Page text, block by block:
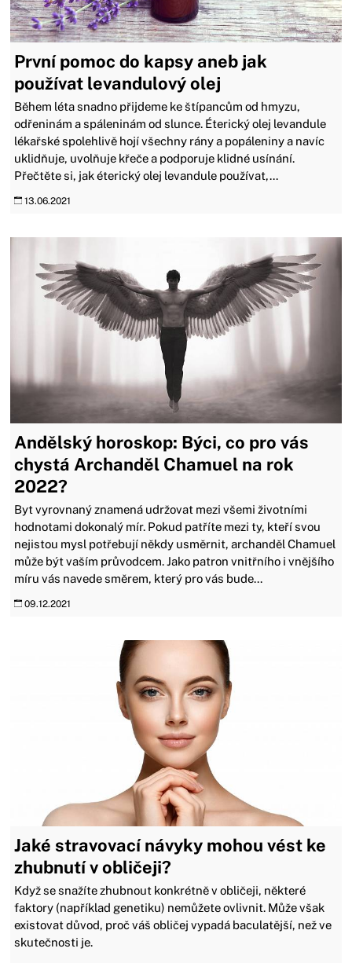
První pomoc do kapsy aneb jak
používat levandulový olej
Během léta snadno přijdeme ke štípancům od hmyzu,
odřeninám a spáleninám od slunce. Éterický olej levandule
lékařské spolehlivě hojí všechny rány a popáleniny a navíc
uklidňuje, uvolňuje křeče a podporuje klidné usínání.
Přečtěte si, jak éterický olej levandule používat,...
13.06.2021
Andělský horoskop: Býci, co pro vás
chystá Archanděl Chamuel na rok
2022?
Byt vyrovnaný znamená udržovat mezi všemi životními
hodnotami dokonalý mír. Pokud patříte mezi ty, kteří svou
nejistou mysl potřebují někdy usměrnit, archanděl Chamuel
může být vaším průvodcem. Jako patron vnitřního i vnějšího
míru vás navede směrem, který pro vás bude...
09.12.2021
Jaké stravovací návyky mohou vést ke
zhubnutí v obličeji?
Když se snažíte zhubnout konkrétně v obličeji, některé
faktory (například genetiku) nemůžete ovlivnit. Může však
existovat důvod, proč váš obličej vypadá baculatější, než ve
skutečnosti je.